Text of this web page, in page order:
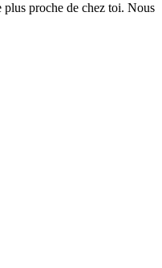
proche de chez toi. Nous